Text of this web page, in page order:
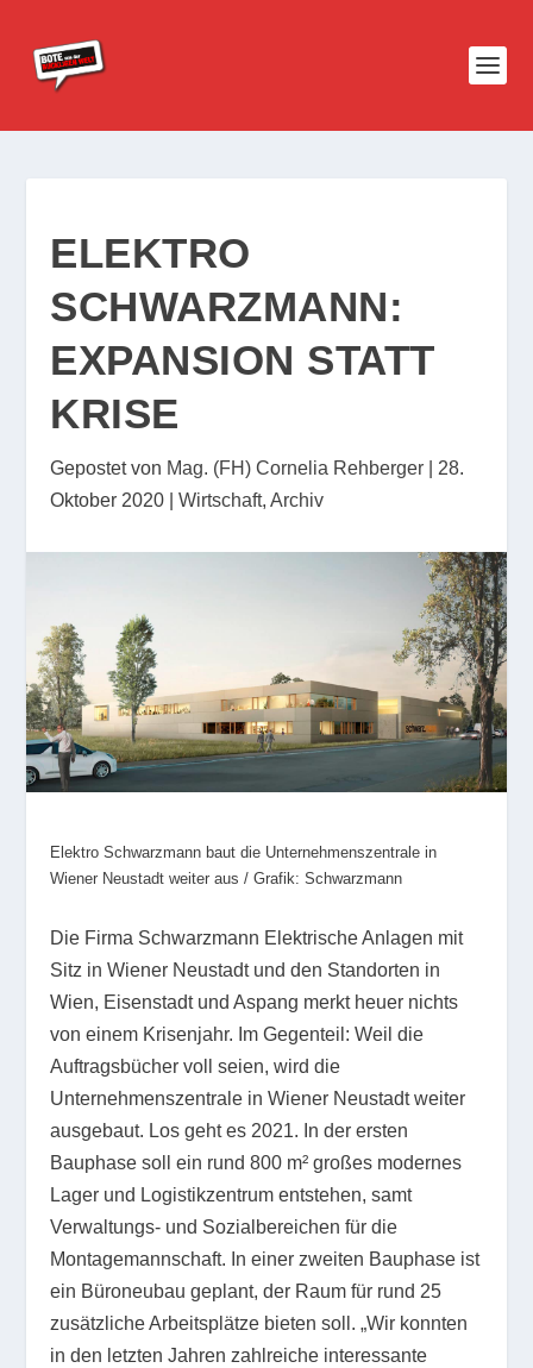
ELEKTRO
SCHWARZMANN:
EXPANSION STATT
KRISE
Gepostet von Mag. (FH) Cornelia Rehberger
28.
Oktober 2020 |Wirtschaft,Archiv
Elektro Schwarzmann baut die Unternehmenszentrale in
Wiener Neustadt weiter aus / Grafik: Schwarzmann
Die Firma Schwarzmann Elektrische Anlagen mit
Sitz in Wiener Neustadt und den Standorten in
Wien, Eisenstadt und Aspang merkt heuer nichts
von einem Krisenjahr. Im Gegenteil: Weil die
Auftragsbücher voll seien, wird die
Unternehmenszentrale in Wiener Neustadt weiter
ausgebaut. Los geht es 2021. In der ersten
Bauphase soll ein rund 800 m² großes modernes
Lager und Logistikzentrum entstehen, samt
Verwaltungs- und Sozialbereichen für die
Montagemannschaft. In einer zweiten Bauphase ist
ein Büroneubau geplant, der Raum für rund 25
zusätzliche Arbeitsplätze bieten soll. „Wir konnten
in den letzten Jahren zahlreiche interessante